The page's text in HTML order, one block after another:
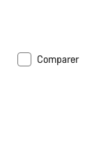
Comparer